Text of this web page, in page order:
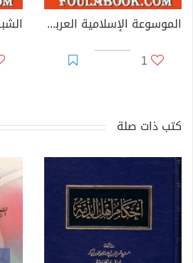
الموسوعة الإسلامية العربية - المجلد التاسع: الثقافة العربية إسلامية أصولها وانتمائها
1
كتب ذات صلة